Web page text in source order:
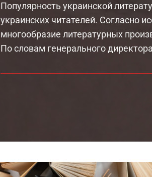
Популярность украинской
украинских читателей. Согласно
многообразие литературных
По словам генерального